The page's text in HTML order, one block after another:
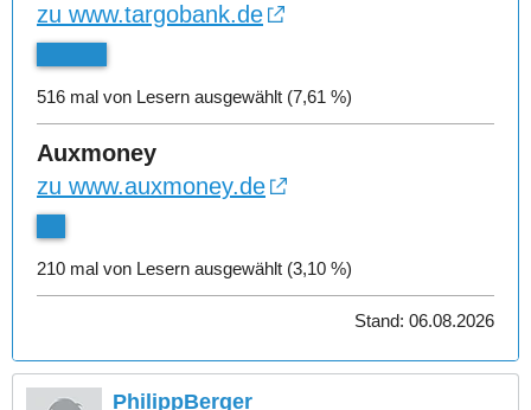
zu www.targobank.de
516 mal von Lesern ausgewählt (7,61 %)
Auxmoney
zu www.auxmoney.de
210 mal von Lesern ausgewählt (3,10 %)
Stand: 06.08.2026
PhilippBerger